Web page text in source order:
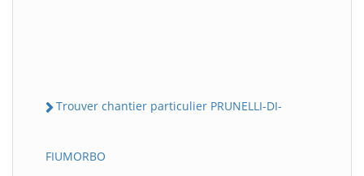
Trouver chantier particulier PRUNELLI-DI-
FIUMORBO